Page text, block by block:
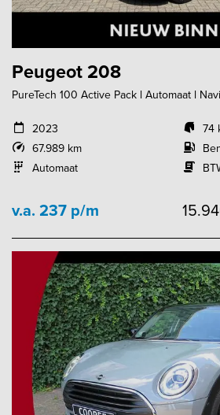
Peugeot 208
PureTech 100 Active Pack l Automaat l
2023
67.989 km
Automaat
74
v.a. 237 p/m